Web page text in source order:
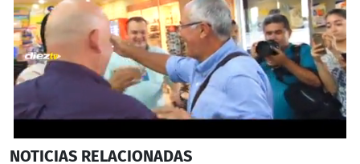
seconds
NOTICIAS RELACIONADAS